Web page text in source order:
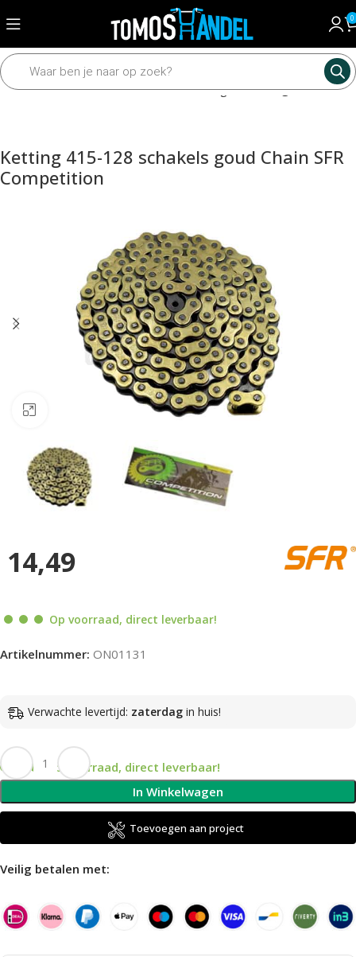
0
Home Mechanisch Tandwielen en kettingen Kettingen
Ketting 415-128 schakels goud Chain SFR
Competition
Klik om te vergroten
14,49
Op voorraad, direct leverbaar!
Artikelnummer: ON01131
Verwachte levertijd: zaterdag in huis!
Op voorraad, direct leverbaar!
In Winkelwagen
Toevoegen aan project
Veilig betalen met: